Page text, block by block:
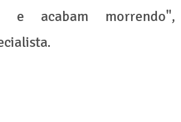
e acabam morrendo",